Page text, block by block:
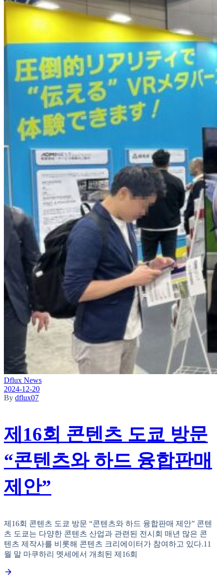
제휴문의
A/S안내
Shop 0
Your cart
No products in the cart.
Dflux News
2024-12-20
By dflux07
제16회 콘텐츠 도쿄 방문
“콘텐츠와 하드 융합판매
제안”
제16회 콘텐츠 도쿄 방문 “콘텐츠와 하드 융합판매 제안” 콘텐
츠 도쿄는 다양한 콘텐츠 산업과 관련된 전시회 매년 많은 콘
텐츠 제작사를 비롯해 콘텐츠 크리에이터가 참여하고 있다.11
월 말 마쿠하리 멧세에서 개최된 제16회